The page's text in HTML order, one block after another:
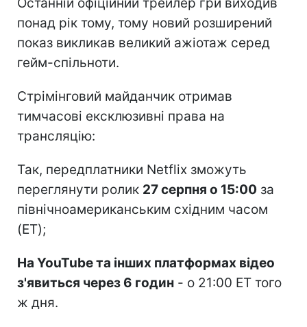
понад рік тому, тому новий розширений
показ викликав великий ажіотаж серед
гейм-спільноти.
Стрімінговий майданчик отримав
тимчасові ексклюзивні права на
трансляцію:
Так, передплатники Netflix зможуть
переглянути ролик 27 серпня о 15:00 за
північноамериканським східним часом
(ET);
На YouTube та інших платформах відео
з'явиться через 6 годин - о 21:00 ET того
ж дня.